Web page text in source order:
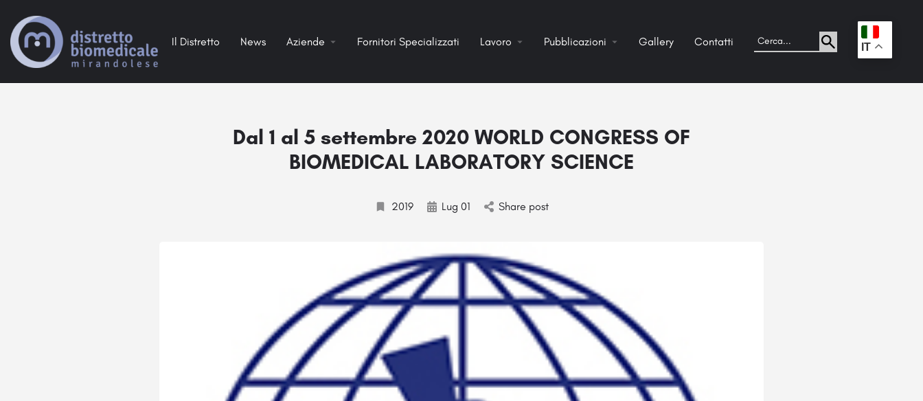
Il Distretto News Aziende Fornitori Specializzati Lavoro Pubblicazioni Gallery Contatti . IT
Dal 1 al 5 settembre 2020 WORLD CONGRESS OF
BIOMEDICAL LABORATORY SCIENCE
2019 Lug 01 Share post